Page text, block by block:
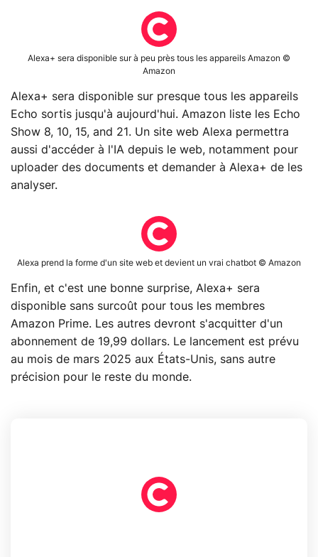
Alexa+ sera disponible sur à peu près tous les appareils Amazon ©
Amazon
Alexa+ sera disponible sur presque tous les appareils
Echo sortis jusqu'à aujourd'hui. Amazon liste les Echo
Show 8, 10, 15, and 21. Un site web Alexa permettra
aussi d'accéder à l'IA depuis le web, notamment pour
uploader des documents et demander à Alexa+ de les
analyser.
Alexa prend la forme d'un site web et devient un vrai chatbot © Amazon
Enfin, et c'est une bonne surprise, Alexa+ sera
disponible sans surcoût pour tous les membres
Amazon Prime. Les autres devront s'acquitter d'un
abonnement de 19,99 dollars. Le lancement est prévu
au mois de mars 2025 aux États-Unis, sans autre
précision pour le reste du monde.